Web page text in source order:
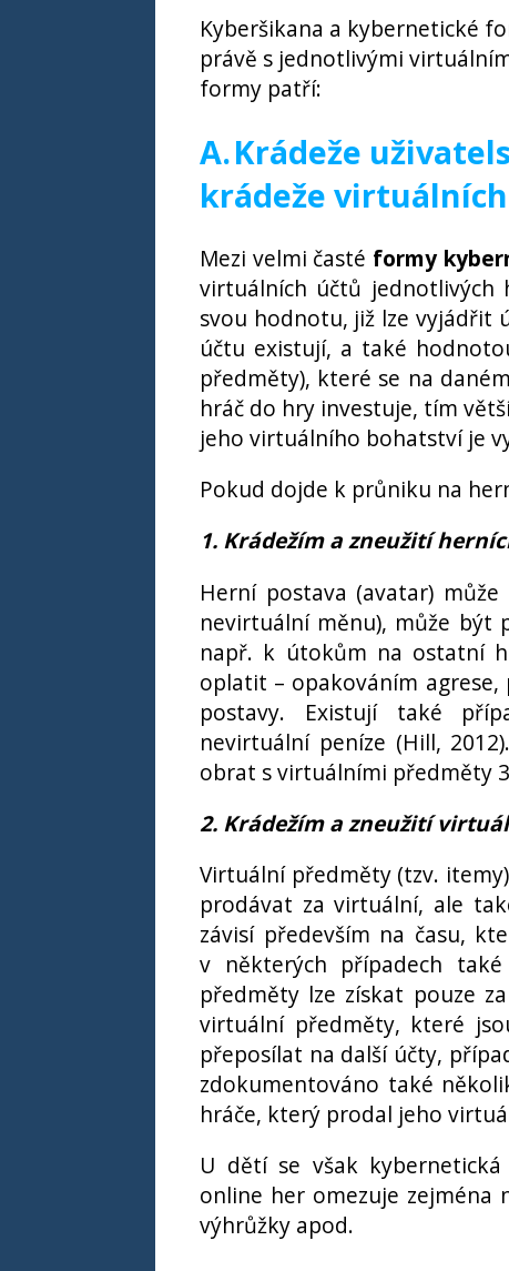
Kyberšikana a kybernetické
právě s jednotlivými
formy patří:
A.Krádeže
krádeže
Mezi velmi časté formy
virtuálních účtů
svou hodnotu, již lze vyjádřit
účtu existují, a také
předměty), které se na
hráč do hry investuje, tím
jeho virtuálního bohatství je
Pokud dojde k průniku na
1. Krádežím a zneužití
Herní postava (avatar)
nevirtuální měnu), může být
např. k útokům na ostatní
oplatit – opakováním
postavy. Existují také
nevirtuální peníze (Hill,
obrat s virtuálními předměty
2. Krádežím a zneužití
Virtuální předměty (tzv.
prodávat za virtuální, ale
závisí především na času,
v některých případech
předměty lze získat pouze
virtuální předměty, které
přeposílat na další účty,
zdokumentováno také
hráče, který prodal jeho
U dětí se však
online her omezuje zejména
výhrůžky apod.